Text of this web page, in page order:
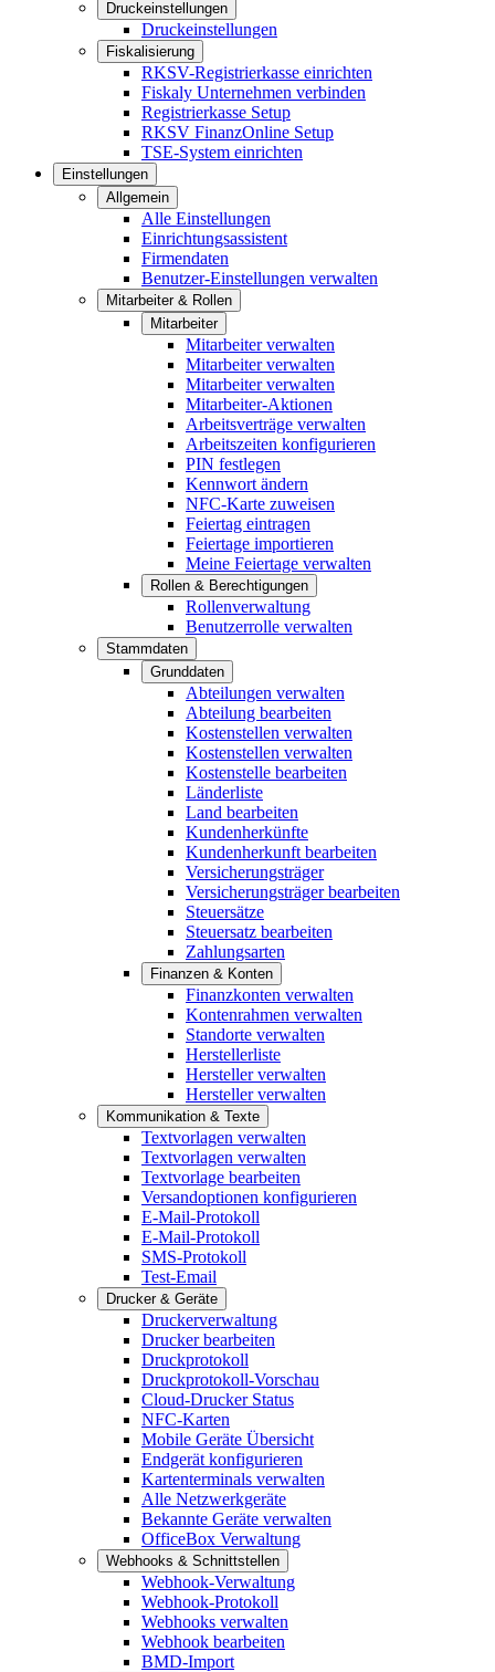
Druckeinstellungen
Druckeinstellungen
Fiskalisierung
RKSV-Registrierkasse einrichten
Fiskaly Unternehmen verbinden
Registrierkasse Setup
RKSV FinanzOnline Setup
TSE-System einrichten
Einstellungen
Allgemein
Alle Einstellungen
Einrichtungsassistent
Firmendaten
Benutzer-Einstellungen verwalten
Mitarbeiter & Rollen
Mitarbeiter
Mitarbeiter verwalten
Mitarbeiter verwalten
Mitarbeiter verwalten
Mitarbeiter-Aktionen
Arbeitsverträge verwalten
Arbeitszeiten konfigurieren
PIN festlegen
Kennwort ändern
NFC-Karte zuweisen
Feiertag eintragen
Feiertage importieren
Meine Feiertage verwalten
Rollen & Berechtigungen
Rollenverwaltung
Benutzerrolle verwalten
Stammdaten
Grunddaten
Abteilungen verwalten
Abteilung bearbeiten
Kostenstellen verwalten
Kostenstellen verwalten
Kostenstelle bearbeiten
Länderliste
Land bearbeiten
Kundenherkünfte
Kundenherkunft bearbeiten
Versicherungsträger
Versicherungsträger bearbeiten
Steuersätze
Steuersatz bearbeiten
Zahlungsarten
Finanzen & Konten
Finanzkonten verwalten
Kontenrahmen verwalten
Standorte verwalten
Herstellerliste
Hersteller verwalten
Hersteller verwalten
Kommunikation & Texte
Textvorlagen verwalten
Textvorlagen verwalten
Textvorlage bearbeiten
Versandoptionen konfigurieren
E-Mail-Protokoll
E-Mail-Protokoll
SMS-Protokoll
Test-Email
Drucker & Geräte
Druckerverwaltung
Drucker bearbeiten
Druckprotokoll
Druckprotokoll-Vorschau
Cloud-Drucker Status
NFC-Karten
Mobile Geräte Übersicht
Endgerät konfigurieren
Kartenterminals verwalten
Alle Netzwerkgeräte
Bekannte Geräte verwalten
OfficeBox Verwaltung
Webhooks & Schnittstellen
Webhook-Verwaltung
Webhook-Protokoll
Webhooks verwalten
Webhook bearbeiten
BMD-Import